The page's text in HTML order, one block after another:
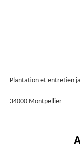
Plantation et entretien
34000 Montpellier